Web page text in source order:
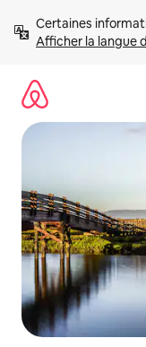
directement
Afficher la langue